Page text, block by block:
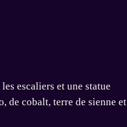
escaliers et une statue
de cobalt, terre de sienne et